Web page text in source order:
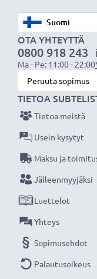
OTA YHTEYTTÄ
0800 918 243
Ma - Pe: 11:00 - 22:00
Peruuta sopimus
TIETOA
Tietoa meistä
Usein kysytyt
Maksu ja
Jälleenmyyjäksi
Luettelot
Yhteys
Sopimusehdot
Palautusoikeus